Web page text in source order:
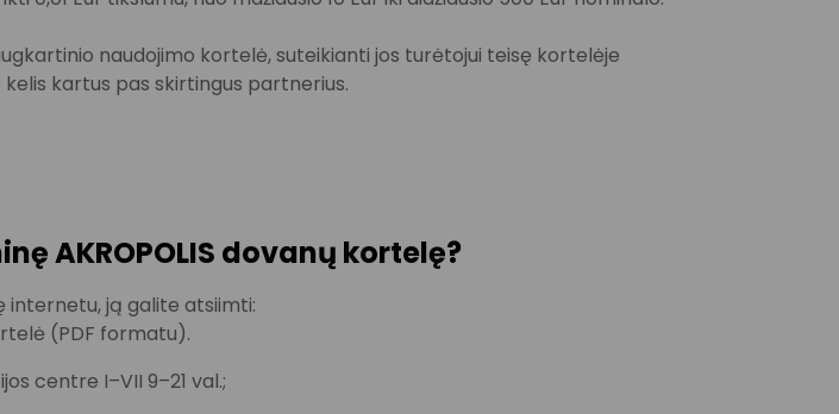
naudojimo kortelė, suteikianti jos turėtojui teisę kortelėje
kartus pas skirtingus partnerius.
AKROPOLIS dovanų kortelę?
internetu, ją galite atsiimti:
(PDF formatu).
centre I–VII 9–21 val.;